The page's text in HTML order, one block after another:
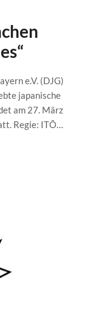
e.V. (DJG)
japanische
am 27. März
Regie: ITŌ…